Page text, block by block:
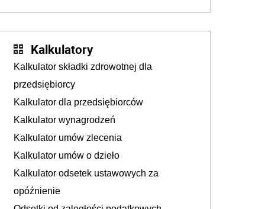
Polsce
Kalkulatory
Kalkulator składki zdrowotnej dla
przedsiębiorcy
Kalkulator dla przedsiębiorców
Kalkulator wynagrodzeń
Kalkulator umów zlecenia
Kalkulator umów o dzieło
Kalkulator odsetek ustawowych za
opóźnienie